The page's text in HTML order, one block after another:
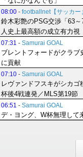
08:00 - footballnet【サッカー
鈴木彩艶のPSG交渉「63
人史上最高額の成立有力視
07:31 - Samurai GOAL
ブレントフォードがクラ
に貢献
07:10 - Samurai GOAL
レヴァンドフスキがシカ
杯後4戦連発／MLS第19節
06:51 - Samurai GOAL
デ・ヨング、W杯無理し